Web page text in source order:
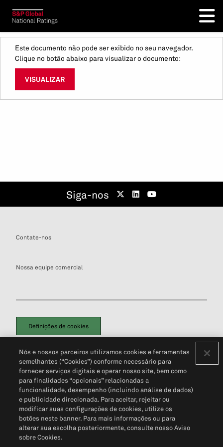
Este documento não pode ser exibido no seu navegador.
Clique no botão abaixo para visualizar o documento:
VISUALIZAR
Siga-nos
Contate-nos
Nossa equipe comercial
Definições de cookies
Política de PrivacidadePortal de privacidade do cliente (em inglês)
Não Venda Minhas Informações Pessoais© 2026 S&P Global
Nós e nossos parceiros utilizamos cookies e ferramentas
semelhantes (“Cookies”) conforme necessário para
fornecer serviços digitais e operar nosso site, bem como
para finalidades “opcionais” relacionadas a
funcionalidade, desempenho (incluindo análise de dados)
e publicidade direcionada. Para aceitar, rejeitar ou
modificar suas configurações de cookies, utilize os
botões neste banner. Para mais informações ou para
alterar sua escolha posteriormente, consulte nosso Aviso
sobre Cookies.